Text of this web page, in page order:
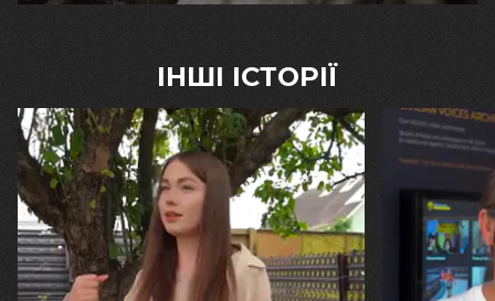
ІНШІ ІСТОРІЇ